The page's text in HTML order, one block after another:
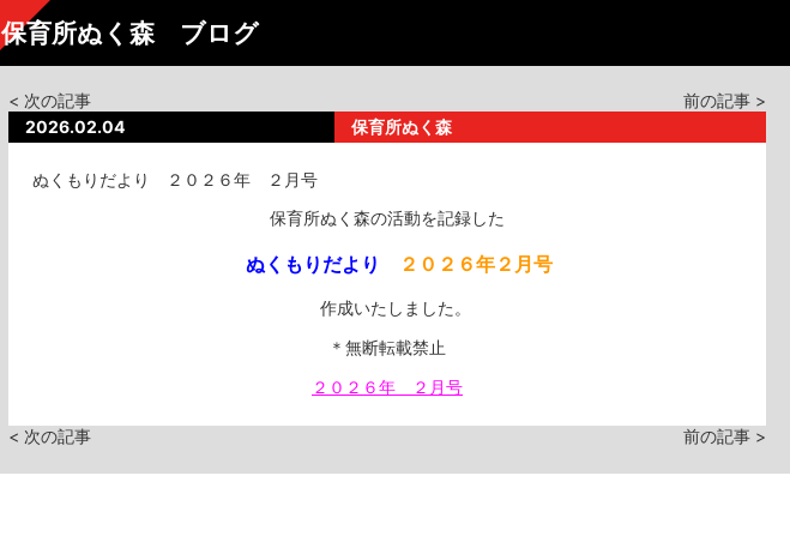
保育所ぬく森 ブログ
< 次の記事
前の記事 >
2026.02.04
保育所ぬく森
ぬくもりだより ２０２６年 ２月号
保育所ぬく森の活動を記録した
ぬくもりだより ２０２６年２月号
作成いたしました。
＊無断転載禁止
２０２６年 ２月号
< 次の記事 前の記事 >